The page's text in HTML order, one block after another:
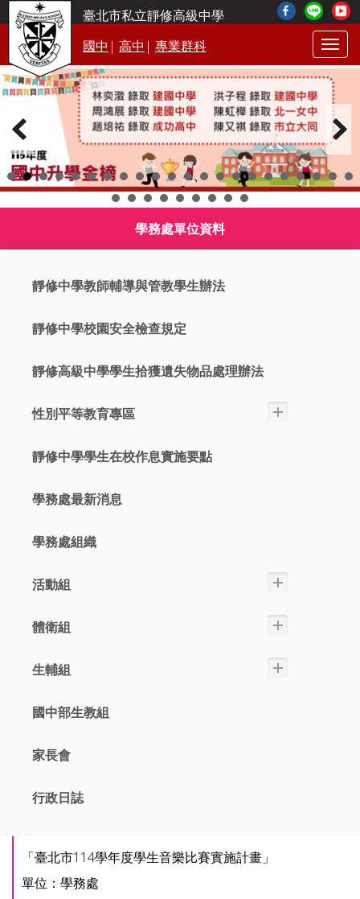
臺北市私立靜修高級中學
國中 | 高中 | 專業群科
學務處單位資料
靜修中學教師輔導與管教學生辦法
靜修中學校園安全檢查規定
靜修高級中學學生拾獲遺失物品處理辦法
性別平等教育專區
靜修中學學生在校作息實施要點
學務處最新消息
學務處組織
活動組
體衛組
生輔組
國中部生教組
家長會
行政日誌
「臺北市114學年度學生音樂比賽實施計畫」
單位：學務處